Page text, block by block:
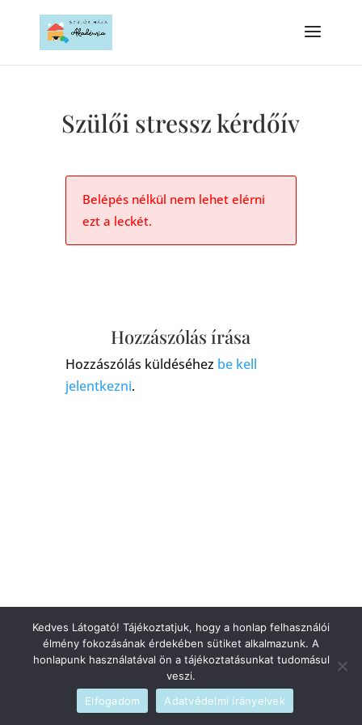
Szülői stressz kérdőív
Belépés nélkül nem lehet elérni
ezt a leckét.
Hozzászólás írása
Hozzászólás küldéséhez be kell
jelentkezni.
Szerzői jogi © 2026blog | Fejlesztetteadmin | SzolgáltatóWordPress
Kedves Látogató! Tájékoztatjuk, hogy a honlap felhasználói
élmény fokozásának érdekében sütiket alkalmazunk. A
honlapunk használatával ön a tájékoztatásunkat tudomásul
veszi.
Elfogadom
Adatvédelmi irányelvek